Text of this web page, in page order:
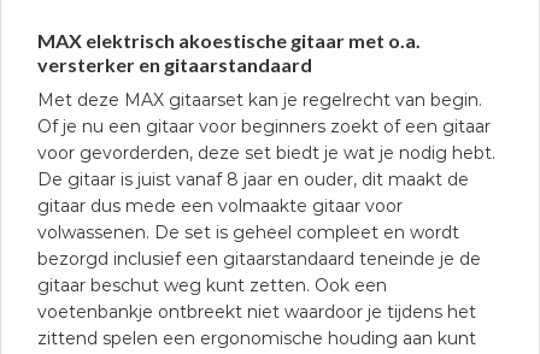
MAX elektrisch akoestische gitaar met o.a.
versterker en gitaarstandaard
Met deze MAX gitaarset kan je regelrecht van begin.
Of je nu een gitaar voor beginners zoekt of een gitaar
voor gevorderden, deze set biedt je wat je nodig hebt.
De gitaar is juist vanaf 8 jaar en ouder, dit maakt de
gitaar dus mede een volmaakte gitaar voor
volwassenen. De set is geheel compleet en wordt
bezorgd inclusief een gitaarstandaard teneinde je de
gitaar beschut weg kunt zetten. Ook een
voetenbankje ontbreekt niet waardoor je tijdens het
zittend spelen een ergonomische houding aan kunt